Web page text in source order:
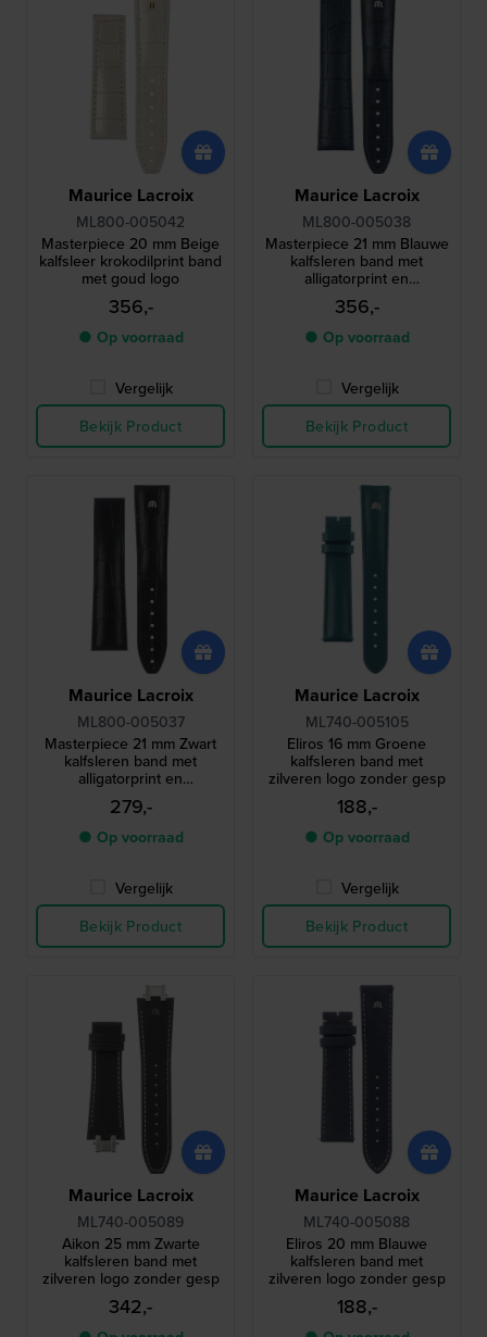
Maurice Lacroix
ML800-005042
Masterpiece 20 mm Beige
kalfsleer krokodilprint band
met goud logo
356,-
● Op voorraad
Vergelijk
Bekijk Product
Maurice Lacroix
ML800-005038
Masterpiece 21 mm Blauwe
kalfsleren band met
alligatorprint en
zilverkleurig logo zonder
gesp
356,-
● Op voorraad
Vergelijk
Bekijk Product
Maurice Lacroix
ML800-005037
Masterpiece 21 mm Zwart
kalfsleren band met
alligatorprint en
zilverkleurig logo zonder
gesp
279,-
● Op voorraad
Vergelijk
Bekijk Product
Maurice Lacroix
ML740-005105
Eliros 16 mm Groene
kalfsleren band met
zilveren logo zonder gesp
188,-
● Op voorraad
Vergelijk
Bekijk Product
Maurice Lacroix
ML740-005089
Aikon 25 mm Zwarte
kalfsleren band met
zilveren logo zonder gesp
342,-
Maurice Lacroix
ML740-005088
Eliros 20 mm Blauwe
kalfsleren band met
zilveren logo zonder gesp
188,-